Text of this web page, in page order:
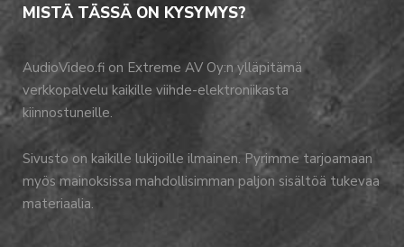
MISTÄ TÄSSÄ ON KYSYMYS?
AudioVideo.fi on Extreme AV Oy:n ylläpitämä
verkkopalvelu kaikille viihde-elektroniikasta
kiinnostuneille.
Sivusto on kaikille lukijoille ilmainen. Pyrimme tarjoamaan
myös mainoksissa mahdollisimman paljon sisältöä tukevaa
materiaalia.